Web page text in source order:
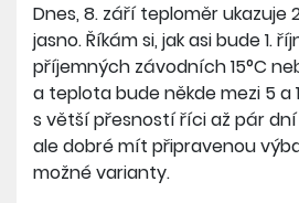
Dnes, 8. září teploměr ukazuje
jasno. Říkám si, jak asi bude 1.
příjemných závodních 15°C
a teplota bude někde mezi 5 a
s větší přesností říci až pár
ale dobré mít připravenou
možné varianty.